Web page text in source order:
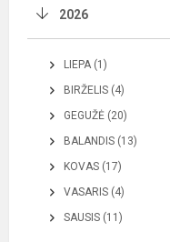
2026
LIEPA (1)
BIRŽELIS (4)
GEGUŽĖ (20)
BALANDIS (13)
KOVAS (17)
VASARIS (4)
SAUSIS (11)